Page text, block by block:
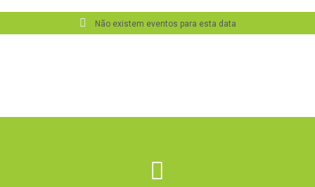
Não existem eventos para esta data